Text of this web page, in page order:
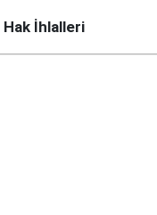
Hak İhlalleri